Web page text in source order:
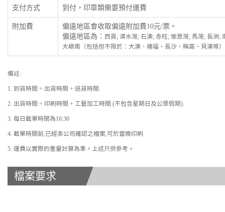
支付方式 到付，印章類需要預付運費
附加費
偏遠地區會收取偏遠附加費10元/票。
偏遠地區為： 西貢; 清水灣; 石澳; 赤柱; 愉景灣; 馬灣; 長洲;
大嶼南（包括但不限於：大澳、塘福、長沙、梅窩、貝澳等）
備註:
1. 到貨時間 = 出貨時間 + 送貨時間.
2. 出貨時間 = 印刷時間 + 工藝加工時間 (不包含星期日及公眾假期).
3. 每日截單時間為16:30
4. 截單時間前,已經本公司確認之檔案,可於當晚印刷.
5. 運費以實際的重量計算為準。上述只供參考。
檔案要求